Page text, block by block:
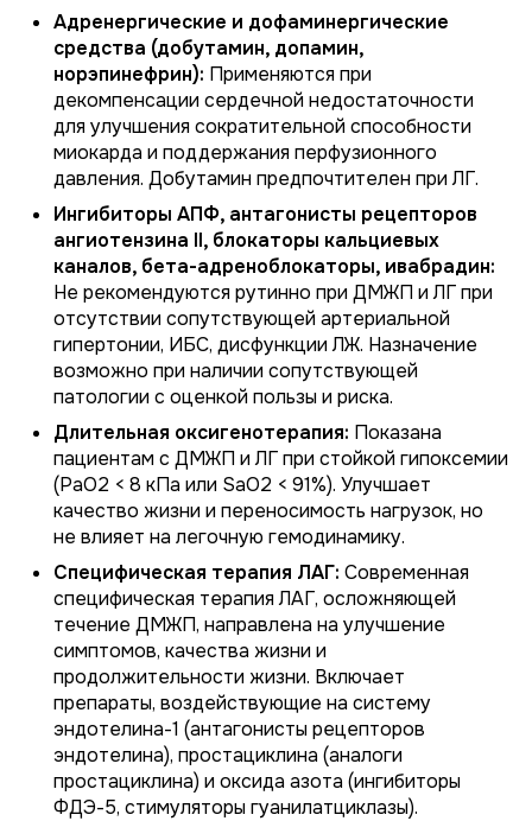
Адренергические и дофаминергические
средства (добутамин, допамин,
норэпинефрин): Применяются при
декомпенсации сердечной недостаточности
для улучшения сократительной способности
миокарда и поддержания перфузионного
давления. Добутамин предпочтителен при ЛГ.
Ингибиторы АПФ, антагонисты рецепторов
ангиотензина II, блокаторы кальциевых
каналов, бета-адреноблокаторы, ивабрадин:
Не рекомендуются рутинно при ДМЖП и ЛГ при
отсутствии сопутствующей артериальной
гипертонии, ИБС, дисфункции ЛЖ. Назначение
возможно при наличии сопутствующей
патологии с оценкой пользы и риска.
Длительная оксигенотерапия: Показана
пациентам с ДМЖП и ЛГ при стойкой гипоксемии
(PaO2 < 8 кПа или SaO2 < 91%). Улучшает
качество жизни и переносимость нагрузок, но
не влияет на легочную гемодинамику.
Специфическая терапия ЛАГ: Современная
специфическая терапия ЛАГ, осложняющей
течение ДМЖП, направлена на улучшение
симптомов, качества жизни и
продолжительности жизни. Включает
препараты, воздействующие на систему
эндотелина-1 (антагонисты рецепторов
эндотелина), простациклина (аналоги
простациклина) и оксида азота (ингибиторы
ФДЭ-5, стимуляторы гуанилатциклазы).